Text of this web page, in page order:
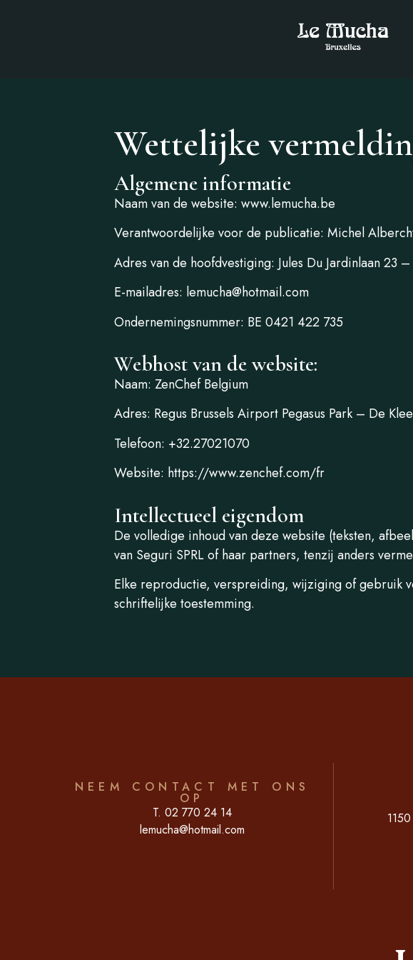
Wettelijke
Algemene informatie
Naam van de website: www.lemucha.be
Verantwoordelijke voor de publicatie: Michel
Adres van de hoofdvestiging: Jules Du Jardinlaan 23 –
E-mailadres: lemucha@hotmail.com
Ondernemingsnummer: BE 0421 422 735
Webhost van de website:
Naam: ZenChef Belgium
Adres: Regus Brussels Airport Pegasus Park – De
Telefoon: +32.27021070
Website: https://www.zenchef.com/fr
Intellectueel eigendom
De volledige inhoud van deze website (teksten,
van Seguri SPRL of haar partners, tenzij anders
Elke reproductie, verspreiding, wijziging of gebruik
schriftelijke toestemming.
NEEM CONTACT MET ONS
OP
T. 02 770 24 14
lemucha@hotmail.com